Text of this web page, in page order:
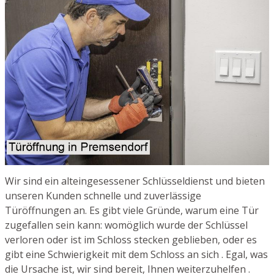
Wir sind ein alteingesessener Schlüsseldienst und bieten
unseren Kunden schnelle und zuverlässige
Türöffnungen an. Es gibt viele Gründe, warum eine Tür
zugefallen sein kann: womöglich wurde der Schlüssel
verloren oder ist im Schloss stecken geblieben, oder es
gibt eine Schwierigkeit mit dem Schloss an sich . Egal, was
die Ursache ist, wir sind bereit, Ihnen weiterzuhelfen .